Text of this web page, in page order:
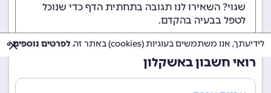
שגוי? השאירו לנו תגובה בתחתית הדף כדי שנוכל
לטפל בבעיה בהקדם.
רואי חשבון באשקלון
לידיעתך, אנו משתמשים בעוגיות (cookies) באתר זה. לפרטים נוספים »